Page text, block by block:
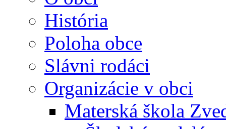
História
Poloha obce
Slávni rodáci
Organizácie v obci
Materská škola